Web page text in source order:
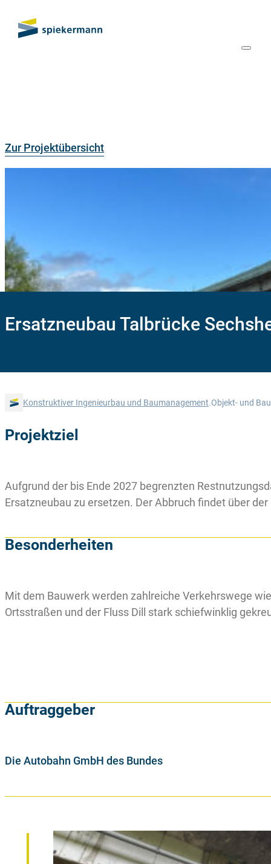
Zur Projektübersicht
Ersatzneubau Talbrücke
Konstruktiver Ingenieurbau und Baumanagement.Objekt- und
Projektziel
Aufgrund der bis Ende 2027 begrenzten
Ersatzneubau zu ersetzen. Der Abbruch findet über
Besonderheiten
Mit dem Bauwerk werden zahlreiche Verkehrswege
Ortsstraßen und der Fluss Dill stark schiefwinklig
Auftraggeber
Die Autobahn GmbH des Bundes